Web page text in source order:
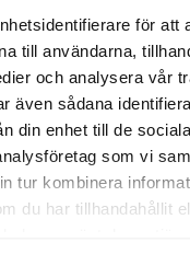
för att
till användarna,
och analysera vår
även sådana
din enhet till de
som vi
tur kombinera
du har tillhandahållit
beställningsvaror
och bytesrätt
ringar från
varor.
beställningsvaror.
öppet köp i